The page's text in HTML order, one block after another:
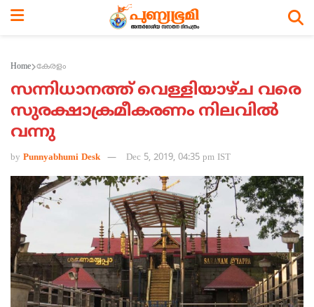
Home കേരളം
സന്നിധാനത്ത് വെള്ളിയാഴ്ച വരെ
സുരക്ഷാക്രമീകരണം നിലവില്‍
വന്നു
by Punnyabhumi Desk Dec 5, 2019, 04:35 pm IST